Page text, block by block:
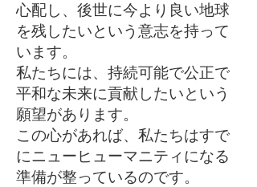
心配し、後世に今より良い地球
を残したいという意志を持って
います。
私たちには、持続可能で公正で
平和な未来に貢献したいという
願望があります。
この心があれば、私たちはすで
にニューヒューマニティになる
準備が整っているのです。